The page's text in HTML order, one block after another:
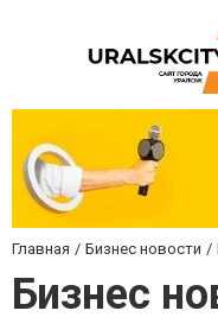
Главная Бизнес новости
Бизнес